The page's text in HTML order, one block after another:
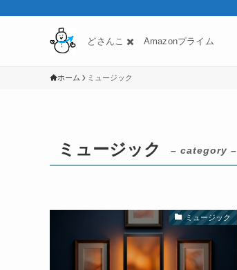
どさんこ ✖️ Amazonプライム
ホーム ミュージック
ミュージック – category –
ミュージック